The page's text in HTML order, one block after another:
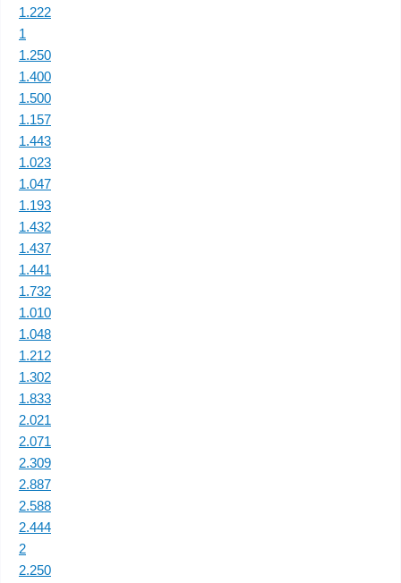
1.222
1
1.250
1.400
1.500
1.157
1.443
1.023
1.047
1.193
1.432
1.437
1.441
1.732
1.010
1.048
1.212
1.302
1.833
2.021
2.071
2.309
2.887
2.588
2.444
2
2.250